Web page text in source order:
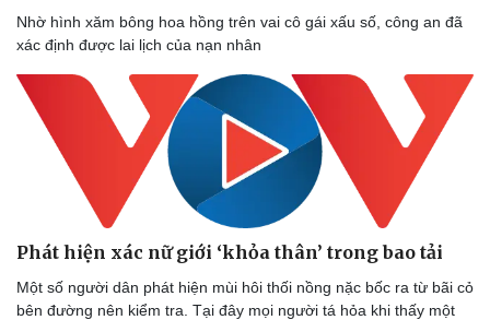
Doanh nghiệp
Thông tin doanh nghiệp
Doanh nghiệp 24h
Doanh nhân
Vì cộng đồng
Công nghệ
Sành điệu
Tin Công nghệ
Trải nghiệm
Chuyển đổi số
Nhờ hình xăm bông hoa hồng trên vai cô gái xấu số, công an đã
xác định được lai lịch của nạn nhân
Phát hiện xác nữ giới ‘khỏa thân’ trong bao tải
Một số người dân phát hiện mùi hôi thối nồng nặc bốc ra từ bãi cỏ
bên đường nên kiểm tra. Tại đây mọi người tá hỏa khi thấy một